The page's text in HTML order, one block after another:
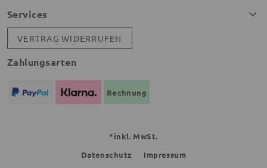
Services
VERTRAG WIDERRUFEN
Zahlungsarten
Rechnung
*inkl. MwSt.
Datenschutz
Impressum